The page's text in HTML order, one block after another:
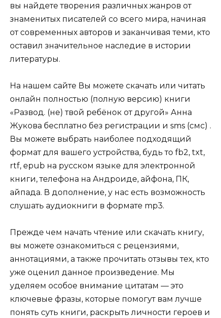
вы найдете творения различных жанров от
знаменитых писателей со всего мира, начиная
от современных авторов и заканчивая теми, кто
оставил значительное наследие в истории
литературы.
На нашем сайте Вы можете скачать или читать
онлайн полностью (полную версию) книги
«Развод. (не) твой ребёнок от другой» Анна
Жукова бесплатно без регистрации и sms (смс) .
Вы можете выбрать наиболее подходящий
формат для вашего устройства, будь то fb2, txt,
rtf, epub на русском языке для электронной
книги, телефона на Андроиде, айфона, ПК,
айпада. В дополнение, у нас есть возможность
слушать аудиокниги в формате mp3.
Прежде чем начать чтение или скачать книгу,
вы можете ознакомиться с рецензиями,
аннотациями, а также прочитать отзывы тех, кто
уже оценил данное произведение. Мы
уделяем особое внимание цитатам — это
ключевые фразы, которые помогут вам лучше
понять суть книги, раскрыть личности героев и